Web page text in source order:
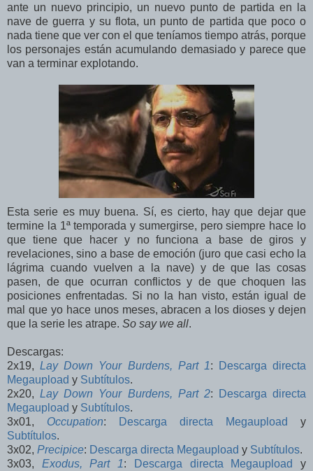
ante un nuevo principio, un nuevo punto de partida en la
nave de guerra y su flota, un punto de partida que poco o
nada tiene que ver con el que teníamos tiempo atrás, porque
los personajes están acumulando demasiado y parece que
van a terminar explotando.
Esta serie es muy buena. Sí, es cierto, hay que dejar que
termine la 1ª temporada y sumergirse, pero siempre hace lo
que tiene que hacer y no funciona a base de giros y
revelaciones, sino a base de emoción (juro que casi echo la
lágrima cuando vuelven a la nave) y de que las cosas
pasen, de que ocurran conflictos y de que choquen las
posiciones enfrentadas. Si no la han visto, están igual de
mal que yo hace unos meses, abracen a los dioses y dejen
que la serie les atrape. So say we all.
Descargas:
2x19,Lay Down Your Burdens, Part 1:
Descarga directa
Megaupload y Subtítulos.
2x20,Lay Down Your Burdens, Part 2:
Descarga directa
Megaupload y Subtítulos.
3x01, Occupation: Descarga directa Megaupload
y
Subtítulos.
3x02, Precipice: Descarga directa Megaupload y Subtítulos.
3x03, Exodus, Part 1: Descarga directa Megaupload
y